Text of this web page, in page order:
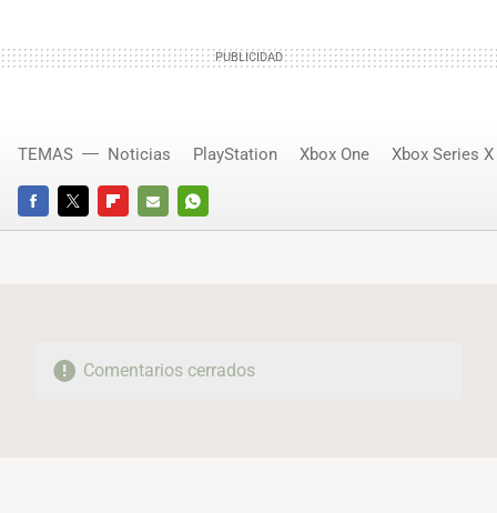
FACEBOOKTWITTERFLIPBOARD
E-
WHATSAPP
TEMAS Noticias PlayStation Xbox One Xbox Series
Comentarios cerrados